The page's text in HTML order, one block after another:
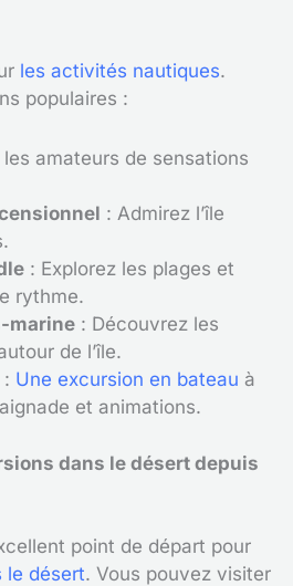
les activités nautiques.
populaires :
les amateurs de sensations
: Admirez l’île
: Explorez les plages et
rythme.
marine : Découvrez les
de l’île.
: Une excursion en bateau à
et animations.
dans le désert depuis
point de départ pour
le désert. Vous pouvez visiter